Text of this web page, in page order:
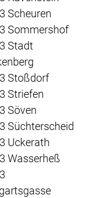
Scheuren
Sommershof
Stadt
Stoßdorf
Striefen
Söven
Süchterscheid
Uckerath
Wasserheß